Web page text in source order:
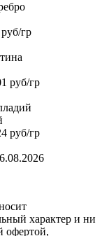
руб/гр
руб/гр
руб/гр
характер и ни
офертой,